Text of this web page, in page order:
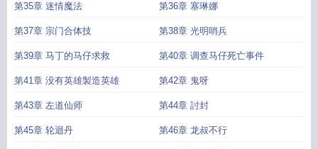
第35章 迷情魔法 第36章 塞琳娜
第37章 宗门合体技 第38章 光明哨兵
第39章 马丁的马仔求救 第40章 调查马仔死亡事件
第41章 没有英雄製造英雄 第42章 鬼呀
第43章 左道仙师 第44章 討封
第45章 轮迴丹 第46章 龙叔不行